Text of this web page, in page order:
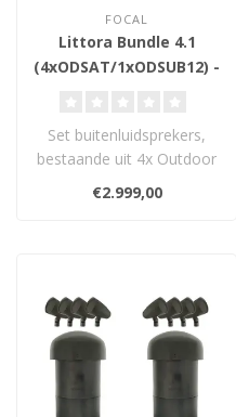
FOCAL
Littora Bundle 4.1
(4xODSAT/1xODSUB12) -
Set buitenluidsprekers,
bestaande uit 4x Outdoor
Speakers OD SAT 5 en 1x
Outdo..
€2.999,00